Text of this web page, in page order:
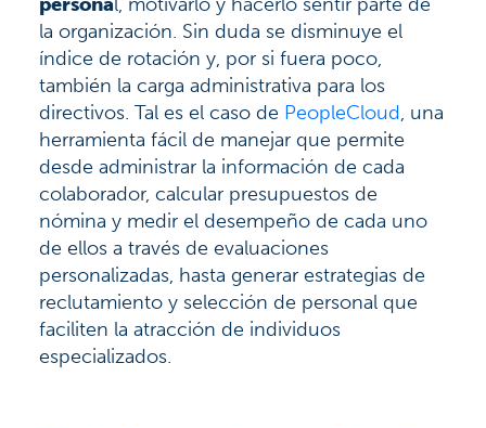
la organización. Sin duda se disminuye el
índice de rotación y, por si fuera poco,
también la carga administrativa para los
directivos. Tal es el caso de PeopleCloud, una
herramienta fácil de manejar que permite
desde administrar la información de cada
colaborador, calcular presupuestos de
nómina y medir el desempeño de cada uno
de ellos a través de evaluaciones
personalizadas, hasta generar estrategias de
reclutamiento y selección de personal que
faciliten la atracción de individuos
especializados.